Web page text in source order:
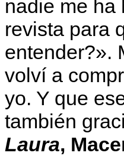
nadie me ha
revista para
entender?».
volví a
yo. Y que
también
Laura,